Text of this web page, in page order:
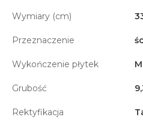
Wymiary (cm)
Przeznaczenie
Wykończenie płytek
Grubość
Rektyfikacja